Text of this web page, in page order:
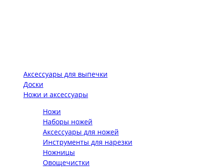
Аксессуары для выпечки
Доски
Ножи и аксессуары
Ножи
Наборы ножей
Аксессуары для ножей
Инструменты для нарезки
Ножницы
Овощечистки